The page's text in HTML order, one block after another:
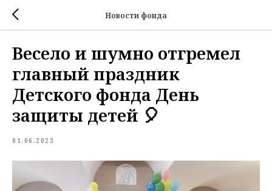
Новости фонда
Весело и шумно отгремел
главный праздник
Детского фонда День
защиты детей 🎈
01.06.2023